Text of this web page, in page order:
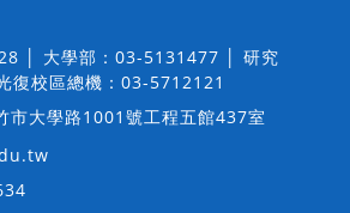
│ 大學部：03-5131477 │ 研究
復校區總機：03-5712121
市大學路1001號工程五館437室